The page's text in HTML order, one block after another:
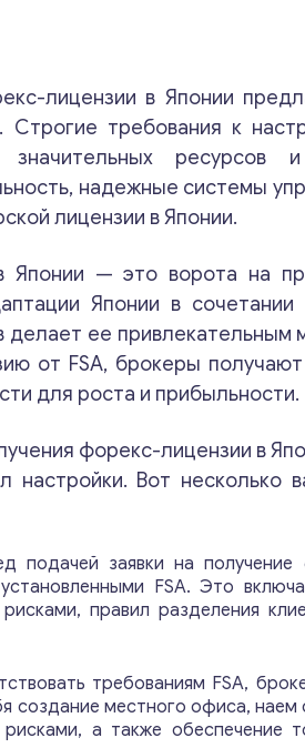
лицензии в Японии
требования к
значительных
надежные системы
лицензии в Японии.
Японии — это ворота на
Японии в сочетании
делает ее
от FSA, брокеры
для роста и прибыльности.
форекс-лицензии в
настройки. Вот несколько
подачей заявки на
FSA. Это
правил разделения
требованиям FSA,
создание местного офиса,
а также обеспечение